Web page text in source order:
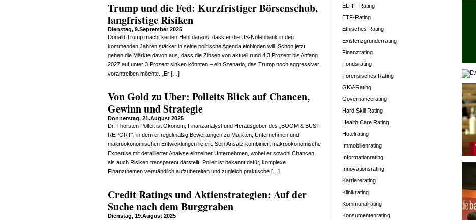
Trump und die Fed: Kurzfristiger Börsenschub,
langfristige Risiken
Dienstag, 9.September 2025
Donald Trump macht keinen Hehl daraus, dass er die US-Notenbank in den
kommenden Jahren stärker in seine politische Agenda einbinden will. Schon jetzt
gehen die Märkte davon aus, dass die Zinsen von aktuell rund 4,3 Prozent bis Anfang
2027 auf unter 3 Prozent sinken könnten – ein Szenario, das Trump noch aggressiver
vorantreiben möchte. „Er […]
Von Gold zu Uber: Polleits Blick auf Chancen,
Gewinn und Strategie
Donnerstag, 21.August 2025
Dr. Thorsten Polleit ist Ökonom, Finanzanalyst und Herausgeber des „BOOM & BUST
REPORT“, in dem er regelmäßig Bewertungen zu Märkten, Unternehmen und
makroökonomischen Entwicklungen liefert. Sein Ansatz kombiniert makroökonomische
Expertise mit detaillierter Analyse einzelner Unternehmen, wobei er sowohl Chancen
als auch Risiken transparent darstellt. Polleit ist bekannt dafür, komplexe
Finanzthemen verständlich aufzubereiten und zugleich praktische […]
Credit Ratings und Aktienstrategien: Auf der
Suche nach dem Burggraben
Dienstag, 19.August 2025
ELTIF-Rating
ETF-Rating
Ethisches Rating
Existenzgründerrating
Finanzrating
Fondsrating
Forensisches Rating
GKV-Rating
Governancerating
Hard Skill Rating
Health Care Rating
Hotelrating
Immobilienrating
Informationrating
Innovationsrating
Karriererating
Klinikrating
Kommunalrating
Konsumentenrating